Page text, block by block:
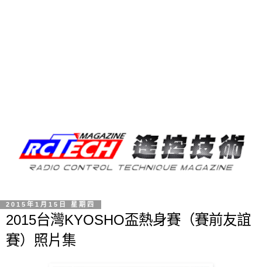
2015年1月15日 星期四
2015台灣KYOSHO盃熱身賽（賽前友誼
賽）照片集